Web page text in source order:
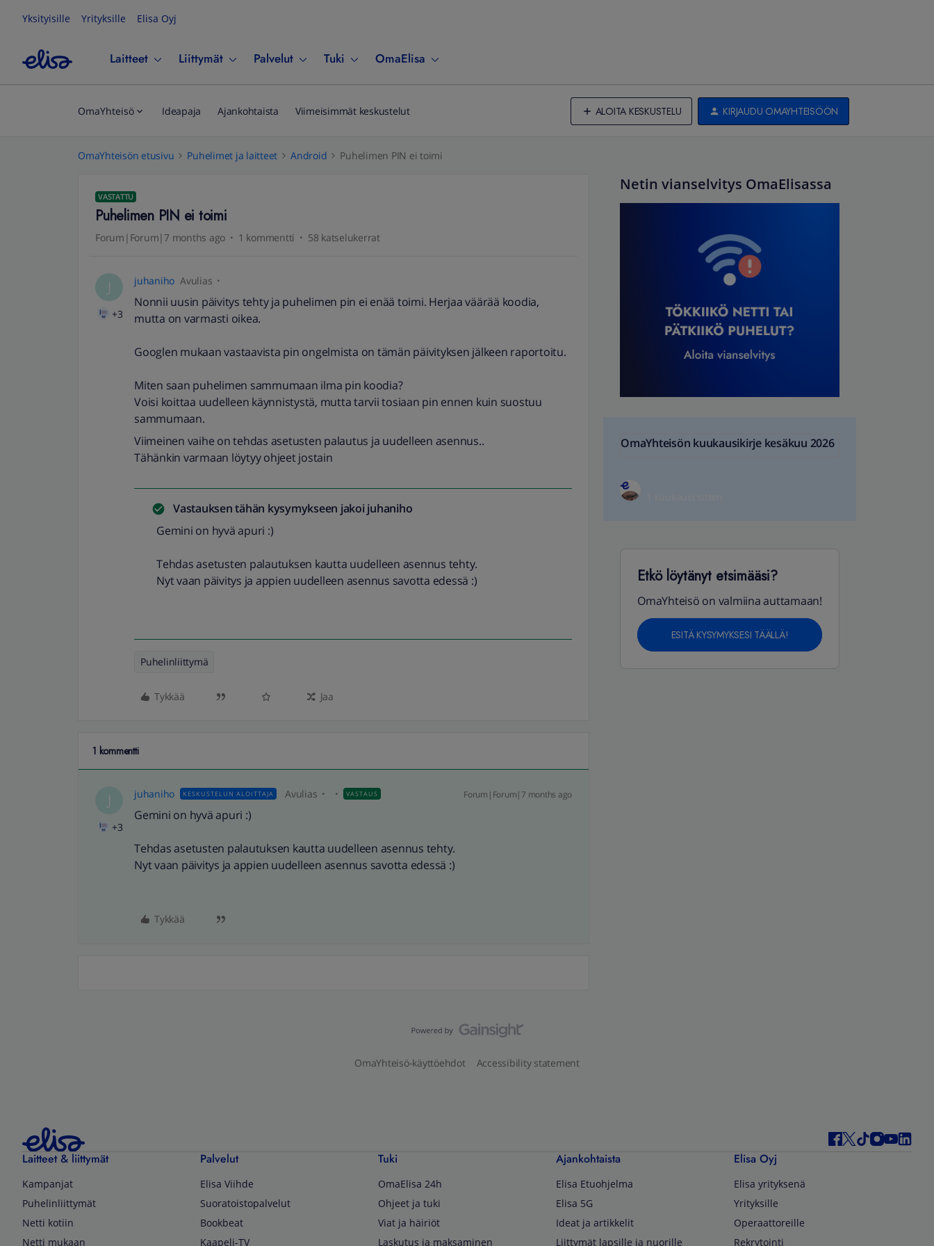
Yksityisille Yrityksille Elisa Oyj
Laitteet Liittymät Palvelut Tuki OmaElisa
OmaYhteisö Ideapaja Ajankohtaista Viimeisimmät keskustelut ALOITA KESKUSTELU KIRJAUDU OMAYHTEISÖÖN
OmaYhteisön etusivu Puhelimet ja laitteet Android Puhelimen PIN ei toimi
VASTATTU
Puhelimen PIN ei toimi
Forum|Forum|7 months ago 1 kommentti 58 katselukerrat
J
+3
juhaniho Avulias
Nonnii uusin päivitys tehty ja puhelimen pin ei enää toimi. Herjaa väärää koodia,
mutta on varmasti oikea.
Googlen mukaan vastaavista pin ongelmista on tämän päivityksen jälkeen raportoitu.
Miten saan puhelimen sammumaan ilma pin koodia?
Voisi koittaa uudelleen käynnistystä, mutta tarvii tosiaan pin ennen kuin suostuu
sammumaan.
Viimeinen vaihe on tehdas asetusten palautus ja uudelleen asennus..
Tähänkin varmaan löytyy ohjeet jostain
Vastauksen tähän kysymykseen jakoi juhaniho
Gemini on hyvä apuri :)
Tehdas asetusten palautuksen kautta uudelleen asennus tehty.
Nyt vaan päivitys ja appien uudelleen asennus savotta edessä :)
Puhelinliittymä
Tykkää Jaa
1 kommentti
J
+3
juhaniho KESKUSTELUN ALOITTAJA Avulias VASTAUS Forum|Forum|7 months ago
Gemini on hyvä apuri :)
Tehdas asetusten palautuksen kautta uudelleen asennus tehty.
Nyt vaan päivitys ja appien uudelleen asennus savotta edessä :)
Tykkää
Netin vianselvitys OmaElisassa
OmaYhteisön kuukausikirje kesäkuu 2026
Etkö löytänyt etsimääsi?
OmaYhteisö on valmiina auttamaan!
ESITÄ KYSYMYKSESI TÄÄLLÄ!
OmaYhteisö-käyttöehdot Accessibility statement
Laitteet & liittymät
Kampanjat
Puhelinliittymät
Netti kotiin
Netti mukaan
Palvelut
Elisa Viihde
Suoratoistopalvelut
Bookbeat
Kaapeli-TV
Tuki
OmaElisa 24h
Ohjeet ja tuki
Viat ja häiriöt
Laskutus ja maksaminen
Ajankohtaista
Elisa Etuohjelma
Elisa 5G
Ideat ja artikkelit
Liittymät lapsille ja nuorille
Elisa Oyj
Elisa yrityksenä
Yrityksille
Operaattoreille
Rekrytointi